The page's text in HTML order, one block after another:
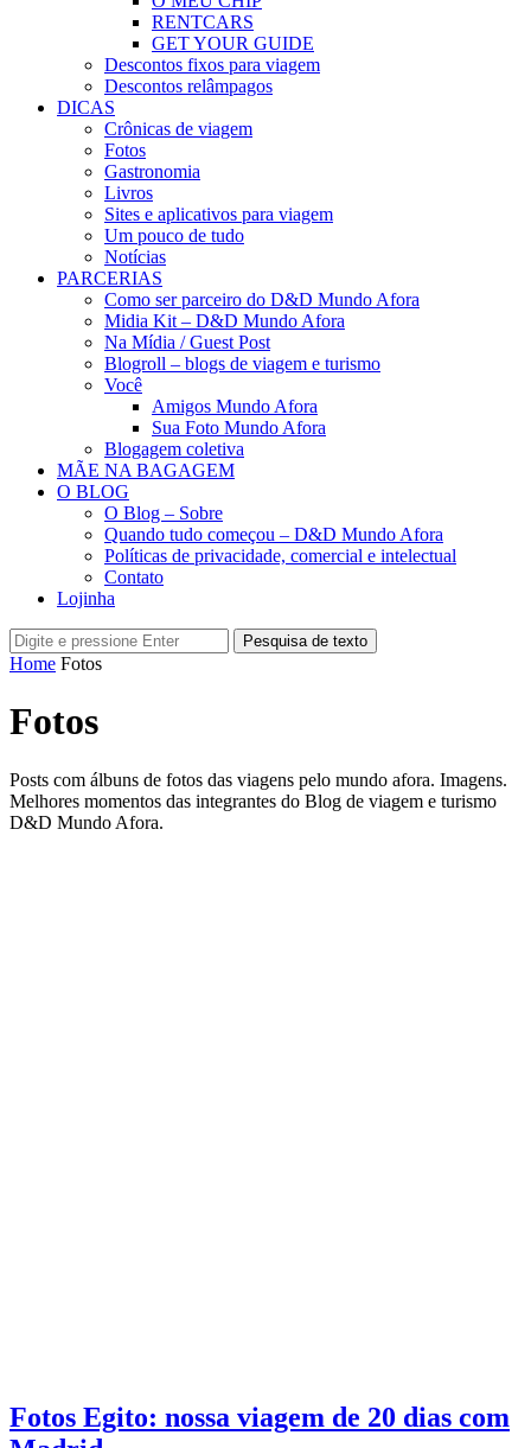
RENTCARS
GET YOUR GUIDE
Descontos fixos para viagem
Descontos relâmpagos
DICAS
Crônicas de viagem
Fotos
Gastronomia
Livros
Sites e aplicativos para viagem
Um pouco de tudo
Notícias
PARCERIAS
Como ser parceiro do D&D Mundo Afora
Midia Kit – D&D Mundo Afora
Na Mídia / Guest Post
Blogroll – blogs de viagem e turismo
Você
Amigos Mundo Afora
Sua Foto Mundo Afora
Blogagem coletiva
MÃE NA BAGAGEM
O BLOG
O Blog – Sobre
Quando tudo começou – D&D Mundo Afora
Políticas de privacidade, comercial e intelectual
Contato
Lojinha
Pesquisa de texto
Home Fotos
Fotos
Posts com álbuns de fotos das viagens pelo mundo afora. Imagens.
Melhores momentos das integrantes do Blog de viagem e turismo
D&D Mundo Afora.
Fotos Egito: nossa viagem de 20 dias com